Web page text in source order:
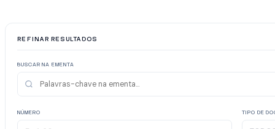
REFINAR RESULTADOS
BUSCAR NA EMENTA
NÚMERO TIPO DE